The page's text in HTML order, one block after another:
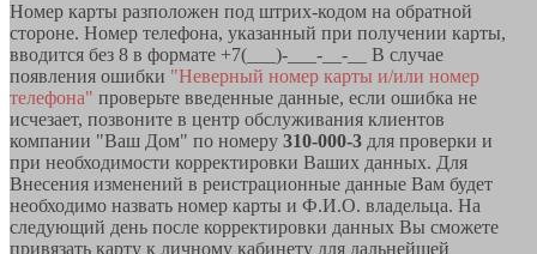
Номер карты разположен под штрих-кодом на обратной
стороне. Номер телефона, указанный при получении карты,
вводится без 8 в формате +7(___)-___-__-__ В случае
появления ошибки "Неверный номер карты и/или номер
телефона" проверьте введенные данные, если ошибка не
исчезает, позвоните в центр обслуживания клиентов
компании "Ваш Дом" по номеру 310-000-3 для проверки и
при необходимости корректировки Ваших данных. Для
Внесения изменений в реистрационные данные Вам будет
необходимо назвать номер карты и Ф.И.О. владельца. На
следующий день после корректировки данных Вы сможете
привязать карту к личному кабинету для дальнейшей